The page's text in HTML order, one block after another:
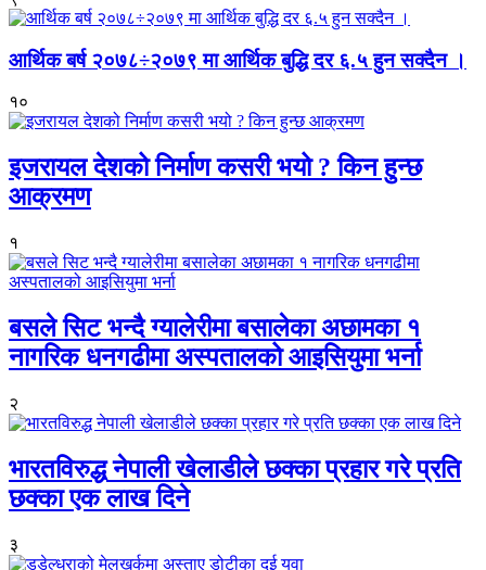
आर्थिक बर्ष २०७८÷२०७९ मा आर्थिक बुद्धि दर ६.५ हुन सक्दैन ।
१०
इजरायल देशको निर्माण कसरी भयो ? किन हुन्छ
आक्रमण
१
बसले सिट भन्दै ग्यालेरीमा बसालेका अछामका १
नागरिक धनगढीमा अस्पतालको आइसियुमा भर्ना
२
भारतविरुद्ध नेपाली खेलाडीले छक्का प्रहार गरे प्रति
छक्का एक लाख दिने
३